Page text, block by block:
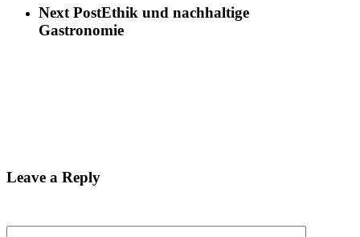
Next PostEthik und nachhaltige
Gastronomie
Leave a Reply